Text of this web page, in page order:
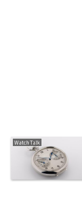
Watch Talk